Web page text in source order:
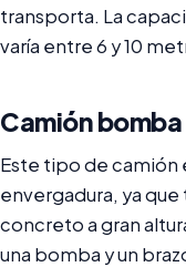
transporta. La
varía entre 6 y 10
Camión
Este tipo de camión
envergadura, ya
concreto a gran
una bomba y un